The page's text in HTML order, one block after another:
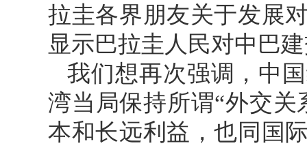
拉圭各界朋友关于发展
显示巴拉圭人民对中巴
我们想再次强调，中
湾当局保持所谓“外交
本和长远利益，也同国